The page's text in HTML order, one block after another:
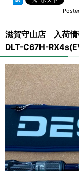
滋賀守山店 入荷
DLT-C67H-